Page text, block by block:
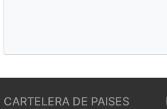
CARTELERA DE PAISES